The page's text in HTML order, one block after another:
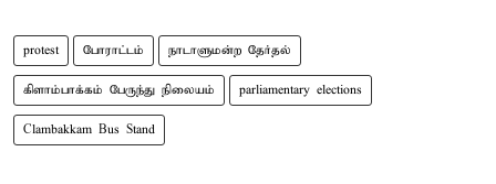
protest போராட்டம் நாடாளுமன்ற தேர்தல்
கிளாம்பாக்கம் பேருந்து நிலையம் parliamentary elections
Clambakkam Bus Stand